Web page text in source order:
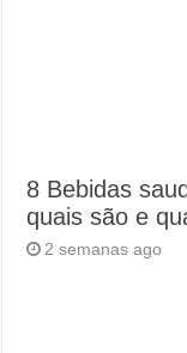
8 Bebidas
quais são e
2 semanas ago